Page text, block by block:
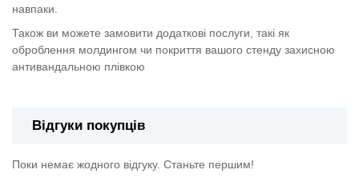
навпаки.
Також ви можете замовити додаткові послуги, такі як
оброблення молдингом чи покриття вашого стенду захисною
антивандальною плівкою
Відгуки покупців
Поки немає жодного відгуку. Станьте першим!